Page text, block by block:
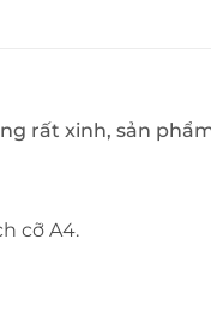
rất xinh, sản
cỡ A4.